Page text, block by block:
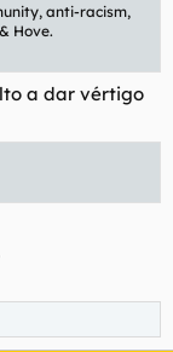
anti-racism,
Hove.
a dar vértigo